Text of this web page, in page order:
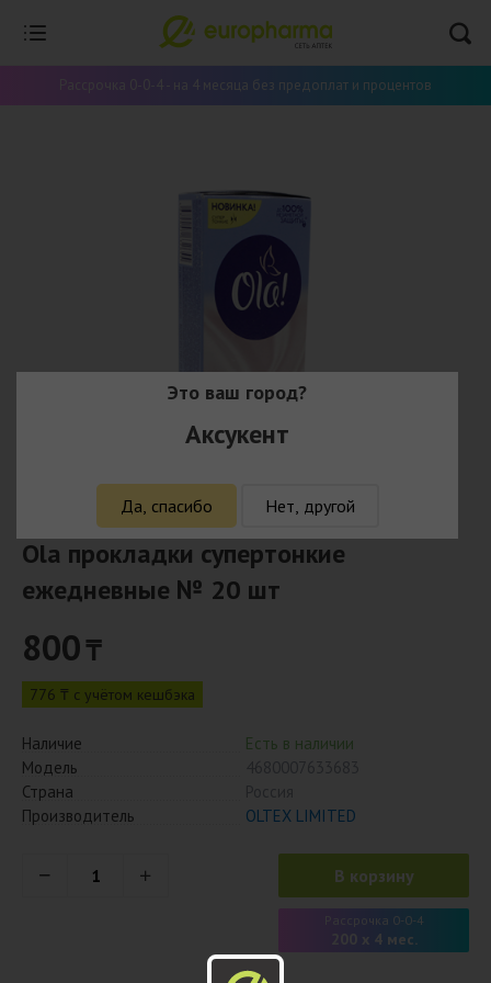
Рассрочка 0-0-4 - на 4 месяца без предоплат и процентов
Ola прокладки супертонкие
ежедневные № 20 шт
800₸
776 ₸ с учётом кешбэка
Наличие
Есть в наличии
Модель
Страна
Производитель
OLTEX LIMITED
В корзину
Рассрочка 0-0-4
200 x 4 мес.
Это ваш город?
Аксукент
Да, спасибо Нет, другой